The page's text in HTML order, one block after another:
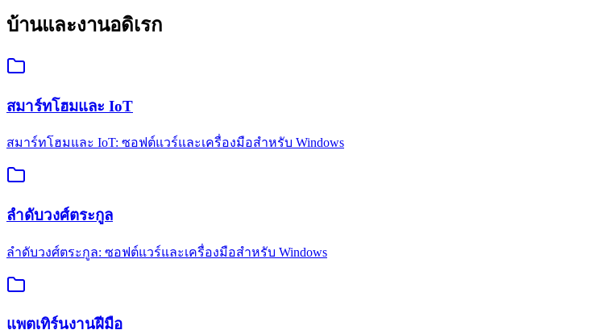
บ้านและงานอดิเรก
สมาร์ทโฮมและ IoT
สมาร์ทโฮมและ IoT: ซอฟต์แวร์และเครื่องมือสำหรับ Windows
ลำดับวงศ์ตระกูล
ลำดับวงศ์ตระกูล: ซอฟต์แวร์และเครื่องมือสำหรับ Windows
แพตเทิร์นงานฝีมือ